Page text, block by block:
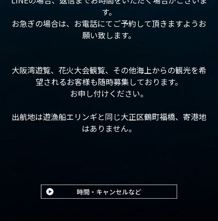
す。
お急ぎの場合は、お電話にてご予約して頂きますようお
願い致します。
大阪湾遊覧、花火大会観覧、その他海上からの観光を希
望されるお客様も随時募集しております。
お申し付けください。
出航地は遊漁船エリンギと同じ大正区鶴町福橋、寄港地
はありません。